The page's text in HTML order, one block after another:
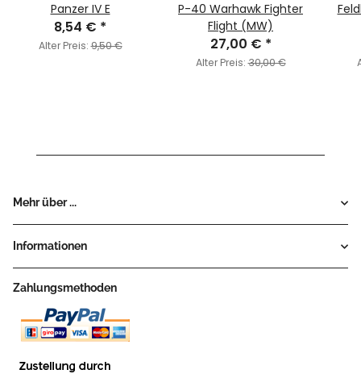
Panzer IV E
8,54 € *
Alter Preis:9,50 €
P-40 Warhawk Fighter
Flight (MW)
27,00 € *
Alter Preis:30,00 €
Mehr über ...
Informationen
Zahlungsmethoden